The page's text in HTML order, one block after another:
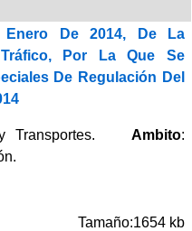
De 2014, De La
Por La Que Se
De Regulación Del
y Transportes. Ambito:
Tamaño:1654 kb